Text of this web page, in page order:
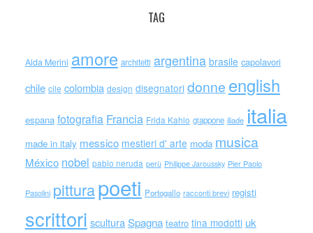
TAG
Alda Merini amore architetti argentina brasile capolavori
chile cile colombia design disegnatori donne english
espana fotografia Francia Frida Kahlo giappone iliade italia
made in italy messico mestieri d' arte moda musica
México nobel pablo neruda perù Philippe Jaroussky Pier Paolo
Pasolini pitturapoeti Portogallo racconti brevi registi
scrittori scultura Spagna teatro tina modotti uk